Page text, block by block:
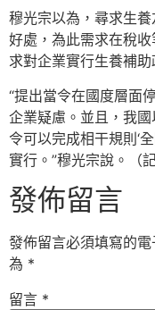
穆光宗以為，尋求生
好處，為此需求在稅
求對企業實行生養補
“提出當令在國度層面
企業疑慮。並且，我
令可以完成相干規則‘
實行。”穆光宗說。（
發佈留言
發佈留言必須填寫的
為 *
留言 *